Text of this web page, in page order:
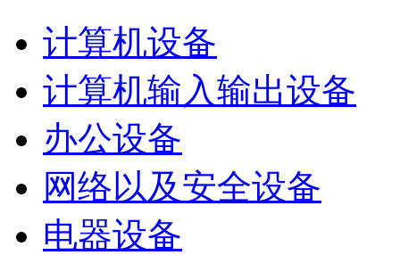
计算机设备
计算机输入输出设备
办公设备
网络以及安全设备
电器设备